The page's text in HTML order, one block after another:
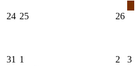
24 25 26
31 1 2 3